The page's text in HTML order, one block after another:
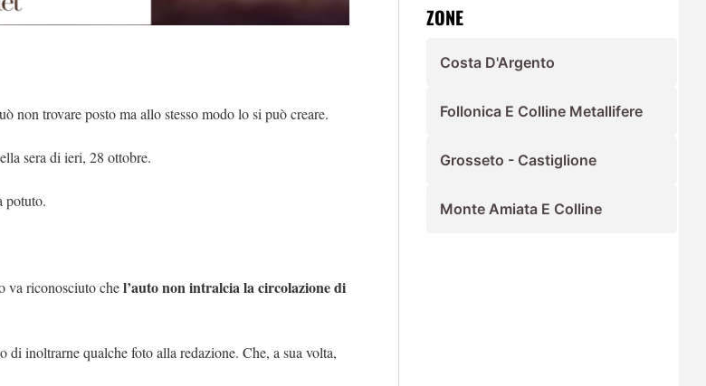
non trovare posto ma allo stesso modo lo si può creare.
sera di ieri, 28 ottobre.
potuto.
va riconosciuto chel’auto non intralcia la circolazione di
di inoltrarne qualche foto alla redazione. Che, a sua volta,
ZONE
Costa D'Argento
Follonica E Colline Metallifere
Grosseto - Castiglione
Monte Amiata E Colline